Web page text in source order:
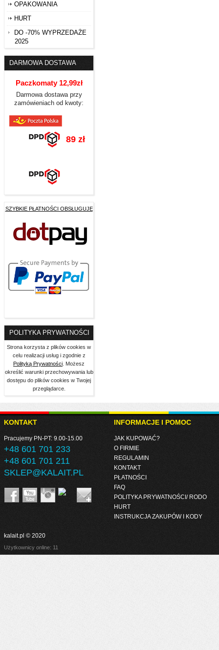
OPAKOWANIA
HURT
DO -70% WYPRZEDAŻE
2025
DARMOWA DOSTAWA
Paczkomaty 12,99zł
Darmowa dostawa przy
zamówieniach od kwoty:
89 zł
SZYBKIE PŁATNOŚCI OBSŁUGUJE
POLITYKA PRYWATNOŚCI
Strona korzysta z plików cookies w
celu realizacji usług i zgodnie z
Polityką Prywatności . Możesz
określić warunki przechowywania lub
dostępu do plików cookies w Twojej
przeglądarce.
KONTAKT
Pracujemy PN-PT: 9.00-15.00
+48 601 701 233
+48 601 701 211
SKLEP@KALAIT.PL
INFORMACJE I POMOC
JAK KUPOWAĆ?
O FIRMIE
REGULAMIN
KONTAKT
PŁATNOŚCI
FAQ
POLITYKA PRYWATNOŚCI/ RODO
HURT
INSTRUKCJA ZAKUPÓW I KODY
kalait.pl © 2020
Użytkownicy online: 11